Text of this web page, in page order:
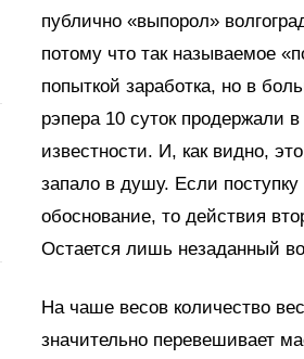
публично «выпорол»
потому что так называемое
попыткой заработка, но в
рэпера 10 суток продержали
известности. И, как видно,
запало в душу. Если поступку
обоснование, то действия
Остается лишь незаданный
На чаше весов количество
значительно перевешивает